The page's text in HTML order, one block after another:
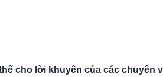
cho lời khuyên của các